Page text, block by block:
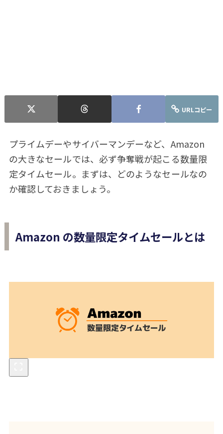
URLコピー
プライムデーやサイバーマンデーなど、Amazon
の大きなセールでは、必ず争奪戦が起こる数量限
定タイムセール。まずは、どのようなセールなの
か確認しておきましょう。
Amazon の数量限定タイムセールとは